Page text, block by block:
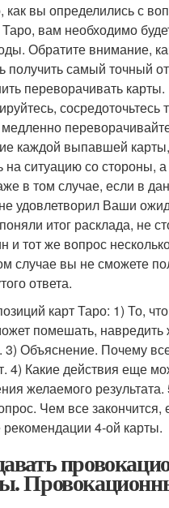
как вы определились с
вам необходимо
Обратите внимание,
получить самый точный
переворачивать карты.
сосредоточьтесь
каждой выпавшей
на ситуацию со стороны,
в том случае, если в
удовлетворил Ваши
итог расклада, не
и тот же вопрос
случае вы не сможете
ответа.
карт Таро: 1) То,
помешать,
3) Объяснение. Почему
4) Какие действия еще
желаемого результата.
Чем все закончится,
4-ой карты.